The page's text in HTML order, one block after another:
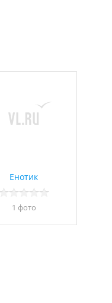
Енотик
1 фото